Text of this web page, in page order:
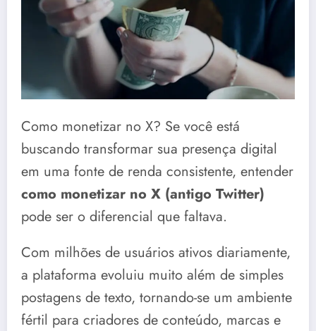
Como monetizar no X? Se você está
buscando transformar sua presença digital
em uma fonte de renda consistente, entender
como monetizar no X (antigo Twitter)
pode ser o diferencial que faltava.
Com milhões de usuários ativos diariamente,
a plataforma evoluiu muito além de simples
postagens de texto, tornando-se um ambiente
fértil para criadores de conteúdo, marcas e